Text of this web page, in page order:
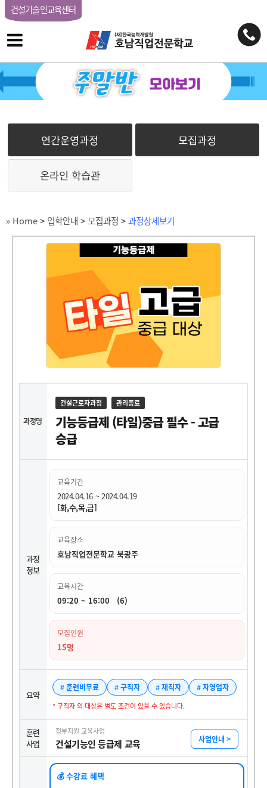
건설기술인교육센터
연간운영과정 모집과정
온라인 학습관
» Home> 입학안내 >모집과정 >과정상세보기
과정명
건설근로자과정 관리종료
기능등급제 (타일)중급 필수 - 고급
승급
과정
정보
교육기간
2024.04.16 ~ 2024.04.19
[화,수,목,금]
교육장소
호남직업전문학교 북광주
교육시간
09:20 ~ 16:00 (6)
모집인원
15명
요약
# 훈련비무료 # 구직자 # 재직자 # 자영업자
* 구직자 외 대상은 별도 조건이 있을 수 있습니다.
훈련
사업
정부지원 교육사업
건설기능인 등급제 교육 사업안내 >
💰 수강료 혜택